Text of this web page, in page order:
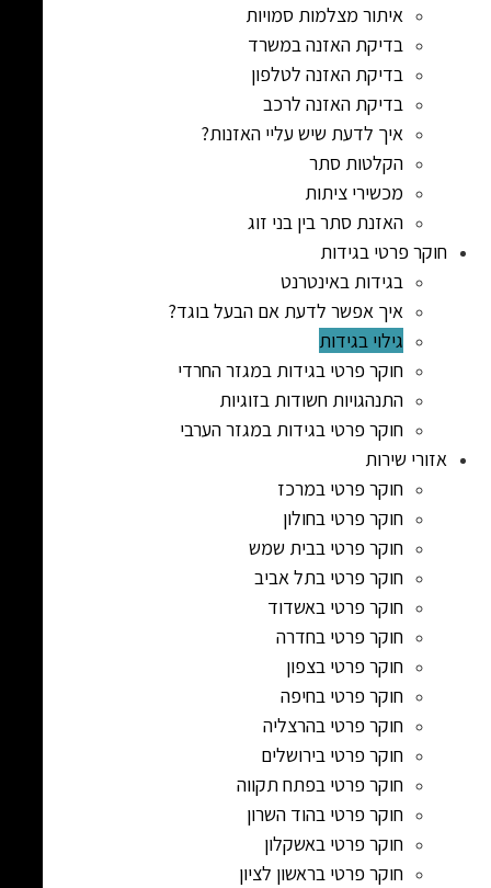
איתור מצלמות סמויות
בדיקת האזנה במשרד
בדיקת האזנה לטלפון
בדיקת האזנה לרכב
איך לדעת שיש עליי האזנות?
הקלטות סתר
מכשירי ציתות
האזנת סתר בין בני זוג
חוקר פרטי בגידות
בגידות באינטרנט
איך אפשר לדעת אם הבעל בוגד?
גילוי בגידות
חוקר פרטי בגידות במגזר החרדי
התנהגויות חשודות בזוגיות
חוקר פרטי בגידות במגזר הערבי
אזורי שירות
חוקר פרטי במרכז
חוקר פרטי בחולון
חוקר פרטי בבית שמש
חוקר פרטי בתל אביב
חוקר פרטי באשדוד
חוקר פרטי בחדרה
חוקר פרטי בצפון
חוקר פרטי בחיפה
חוקר פרטי בהרצליה
חוקר פרטי בירושלים
חוקר פרטי בפתח תקווה
חוקר פרטי בהוד השרון
חוקר פרטי באשקלון
חוקר פרטי בראשון לציון